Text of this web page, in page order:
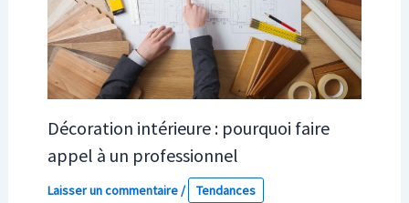
Décoration intérieure : pourquoi faire
appel à un professionnel
Laisser un commentaire/ Tendances